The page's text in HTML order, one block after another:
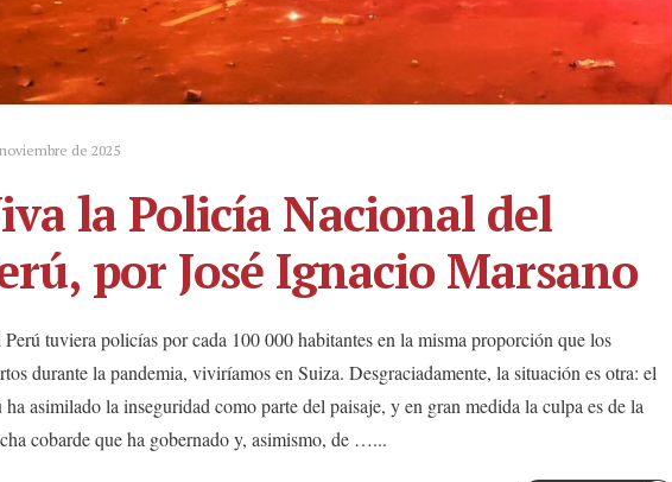
de 2025
la Policía Nacional del
por José Ignacio Marsano
Perú tuviera policías por cada 100 000 habitantes en la misma proporción que los
durante la pandemia, viviríamos en Suiza. Desgraciadamente, la situación es otra: el
ha asimilado la inseguridad como parte del paisaje, y en gran medida la culpa es de la
cobarde que ha gobernado y, asimismo, de …...